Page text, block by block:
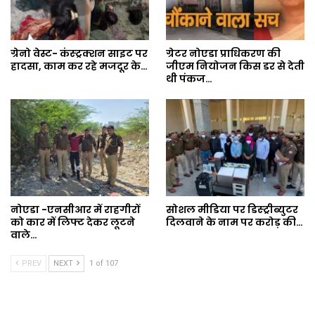
ग्रेनो वेस्ट- कंस्ट्रक्शन साइट पर
हादसा, काम कर रहे मजदूर के…
ग्रेटर नोएडा प्राधिकरण की
जीएम नियोजन किस डर से देती
थी पंकज…
नोएडा -एनसीआर में राहगीरों
को कार में लिफ्ट देकर लूटने
वाले…
सोशल मीडिया पर डिस्ट्रीब्युटर
दिलवाने के नाम पर करोड़ की…
PREV NEXT 1 of 107